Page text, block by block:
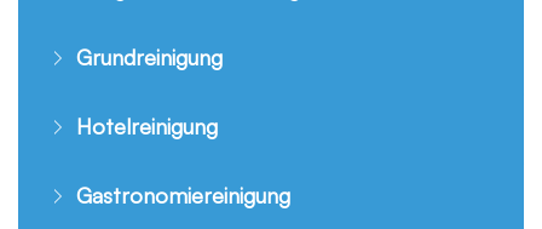
Grundreinigung
Hotelreinigung
Gastronomiereinigung